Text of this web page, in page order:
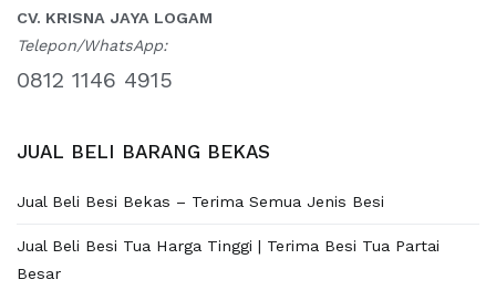
CV. KRISNA JAYA LOGAM
Telepon/WhatsApp:
0812 1146 4915
JUAL BELI BARANG BEKAS
Jual Beli Besi Bekas – Terima Semua Jenis Besi
Jual Beli Besi Tua Harga Tinggi | Terima Besi Tua Partai
Besar